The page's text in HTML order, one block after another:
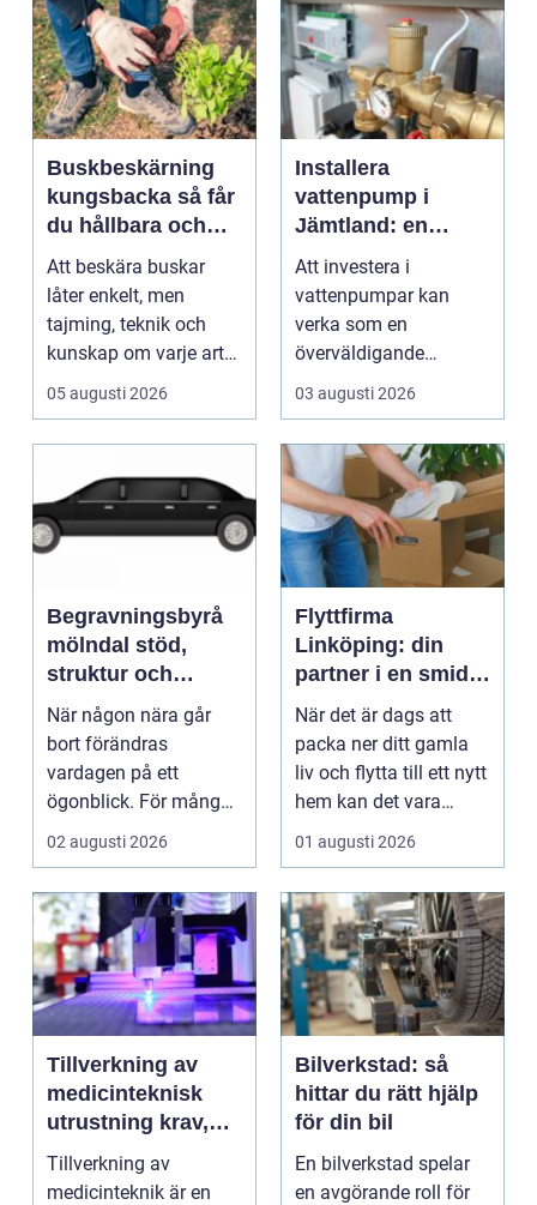
Buskbeskärning
kungsbacka så får
du hållbara och
vackra buskar året
runt
Att beskära buskar
låter enkelt, men
tajming, teknik och
kunskap om varje arts
behov avgör
resultate...
05 augusti 2026
Installera
vattenpump i
Jämtland: en
guide till hållbara
och effektiva
lösningar
Att investera i
vattenpumpar kan
verka som en
överväldigande
uppgift, speciellt om
man bor...
03 augusti 2026
Begravningsbyrå
mölndal stöd,
struktur och
omtanke i en svår
tid
När någon nära går
bort förändras
vardagen på ett
ögonblick. För många i
Mölndal blir första
frågan:...
02 augusti 2026
Flyttfirma
Linköping: din
partner i en smidig
flytt
När det är dags att
packa ner ditt gamla
liv och flytta till ett nytt
hem kan det vara
&ou...
01 augusti 2026
Tillverkning av
medicinteknisk
utrustning krav,
kvalitet och
precision
Tillverkning av
medicinteknik är en
Bilverkstad: så
hittar du rätt hjälp
för din bil
En bilverkstad spelar
en avgörande roll för